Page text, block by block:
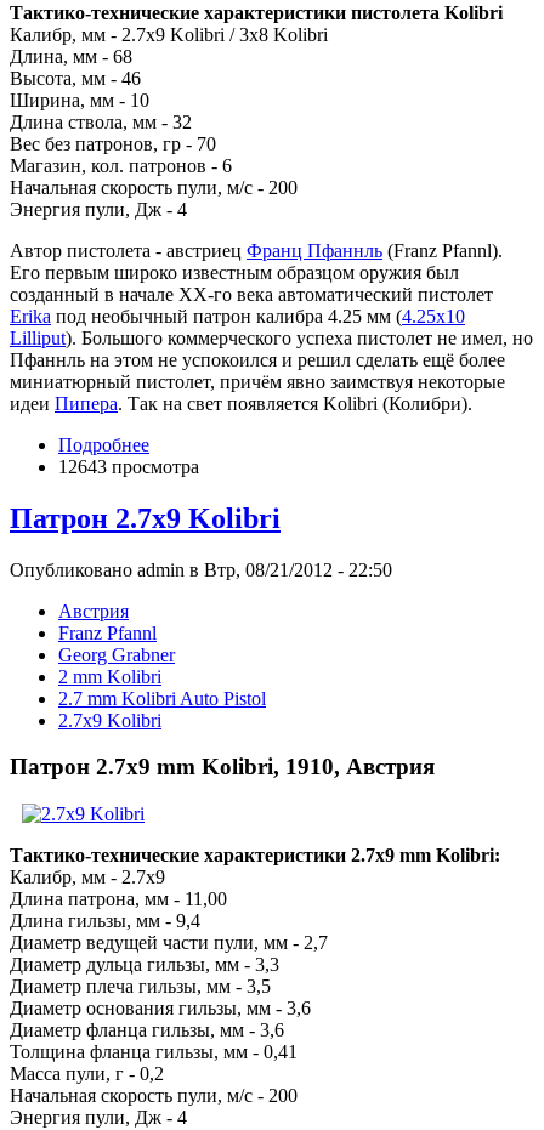
Тактико-технические характеристики пистолета Kolibri
Калибр, мм - 2.7х9 Kolibri / 3х8 Kolibri
Длина, мм - 68
Высота, мм - 46
Ширина, мм - 10
Длина ствола, мм - 32
Вес без патронов, гр - 70
Магазин, кол. патронов - 6
Начальная скорость пули, м/с - 200
Энергия пули, Дж - 4
Автор пистолета - австриец Франц Пфаннль (Franz Pfannl).
Его первым широко известным образцом оружия был
созданный в начале ХХ-го века автоматический пистолет
Erika под необычный патрон калибра 4.25 мм (4.25x10
Lilliput). Большого коммерческого успеха пистолет не имел, но
Пфаннль на этом не успокоился и решил сделать ещё более
миниатюрный пистолет, причём явно заимствуя некоторые
идеи Пипера. Так на свет появляется Kolibri (Колибри).
Подробнее
12643 просмотра
Патрон 2.7x9 Kolibri
Опубликовано admin в Втр, 08/21/2012 - 22:50
Австрия
Franz Pfannl
Georg Grabner
2 mm Kolibri
2.7 mm Kolibri Auto Pistol
2.7x9 Kolibri
Патрон 2.7x9 mm Kolibri, 1910, Австрия
Тактико-технические характеристики 2.7x9 mm Kolibri:
Калибр, мм - 2.7x9
Длина патрона, мм - 11,00
Длина гильзы, мм - 9,4
Диаметр ведущей части пули, мм - 2,7
Диаметр дульца гильзы, мм - 3,3
Диаметр плеча гильзы, мм - 3,5
Диаметр основания гильзы, мм - 3,6
Диаметр фланца гильзы, мм - 3,6
Толщина фланца гильзы, мм - 0,41
Масса пули, г - 0,2
Начальная скорость пули, м/с - 200
Энергия пули, Дж - 4